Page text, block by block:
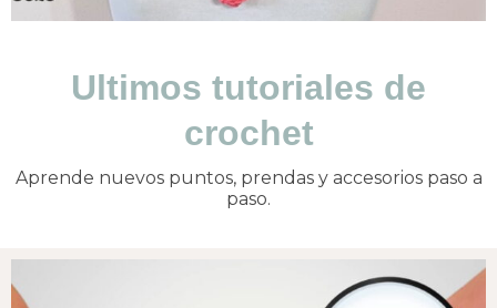
Ultimos tutoriales de
crochet
Aprende nuevos puntos, prendas y accesorios paso a
paso.